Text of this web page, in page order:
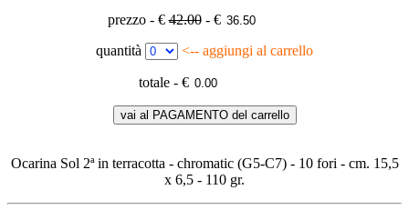
prezzo - €42.00- €
quantità
<-- aggiungi al carrello
totale - €
vai al PAGAMENTO del carrello
Ocarina Sol 2ª in terracotta - chromatic (G5-C7) - 10 fori - cm. 15,5
x 6,5 - 110 gr.